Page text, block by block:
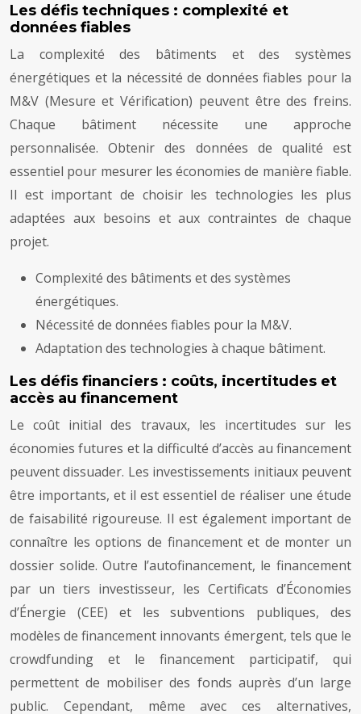
Les défis techniques : complexité et
données fiables
La complexité des bâtiments et des systèmes
énergétiques et la nécessité de données fiables pour la
M&V (Mesure et Vérification) peuvent être des freins.
Chaque bâtiment nécessite une approche
personnalisée. Obtenir des données de qualité est
essentiel pour mesurer les économies de manière fiable.
Il est important de choisir les technologies les plus
adaptées aux besoins et aux contraintes de chaque
projet.
Complexité des bâtiments et des systèmes
énergétiques.
Nécessité de données fiables pour la M&V.
Adaptation des technologies à chaque bâtiment.
Les défis financiers : coûts, incertitudes et
accès au financement
Le coût initial des travaux, les incertitudes sur les
économies futures et la difficulté d’accès au financement
peuvent dissuader. Les investissements initiaux peuvent
être importants, et il est essentiel de réaliser une étude
de faisabilité rigoureuse. Il est également important de
connaître les options de financement et de monter un
dossier solide. Outre l’autofinancement, le financement
par un tiers investisseur, les Certificats d’Économies
d’Énergie (CEE) et les subventions publiques, des
modèles de financement innovants émergent, tels que le
crowdfunding et le financement participatif, qui
permettent de mobiliser des fonds auprès d’un large
public. Cependant, même avec ces alternatives,